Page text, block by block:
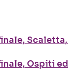
Ospiti